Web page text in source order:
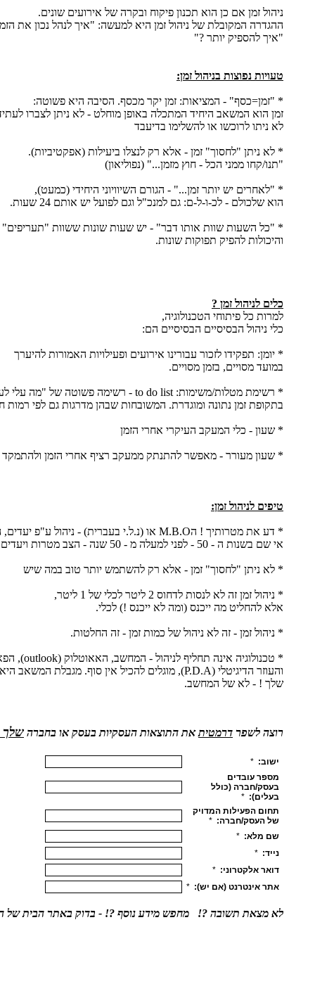
ניהול זמן אם כן הוא תכנון פיקוח ובקרה של אירועים שונים.
ההגדרה המקובלת של ניהול זמן היא למעשה: "איך לנהל נכון את
"איך להספיק יותר ?"
טעויות נפוצות בניהול זמן:
* "זמן=כסף" - המציאות: זמן יקר מכסף. הסיבה היא פשוטה:
זמן הוא המשאב היחיד המתכלה באופן מוחלט - לא ניתן לצברו
לא ניתו לרוכשו או להשלימו בדיעבד
* לא ניתן "לחסוך" זמן - אלא רק לנצלו ביעילות (אפקטיביות).
"תנו/קחו ממני הכל - חוץ מזמן..." (נפוליאון)
* "לאחרים יש יותר זמן..." - הגורם השיוויוני היחידי (כמעט),
הוא שלכולם - לכ-ו-ל-ם: גם למנכ"ל וגם לפועל יש אותם 24 שעות.
* "כל השעות שוות אותו דבר" - יש שעות שונות ששוות "תעריפים"
והיכולות להפיק תפוקות שונות.
כלים לניהול זמן ?
למרות כל פיתוחי הטכנולוגיה,
כלי ניהול הבסיסיים הבסיסיים הם:
* יומן: תפקידו לזכור עבורינו אירועים ופעילויות האמורות להיערך
במועד מסויים, בזמן מסויים.
* רשימת מטלות/משימות: to do list - רשימה פשוטה של "מה עלי לעשות ?"
בתקופת זמן נתונה ומוגדרת. המשובחות שבהן מדרגות גם לפי רמות
* שעון - כלי המעקב העיקרי אחרי הזמן
* שעון מעורר - מאפשר להתנתק ממעקב רציף אחרי הזמן ולהתמקד
טיפים לניהול זמן:
* דע את מטרותיך ! הM.B.O או (נ.ל.י בעברית) - ניהול ע"פ יעדים, הומצא
אי שם בשנות ה - 50 - לפני למעלה מ - 50 שנה - הצב מטרות ויעדים !
* לא ניתן "לחסוך" זמן - אלא רק להשתמש יותר טוב במה שיש
* ניהול זמן זה לא לנסות לדחוס 2 ליטר לכלי של 1 ליטר,
אלא להחליט מה ייכנס (ומה לא ייכנס !) לכלי.
* ניהול זמן - זה לא ניהול של כמות זמן - זה החלטות.
* טכנולוגיה אינה תחליף לניהול - המחשב, האאוטלוק (outlook), הפאלם (palm),
והעוזר הדיגיטלי (P.D.A), מוגלים להכיל אין סוף. מגבלת המשאב היא היכולת/הזמן
שלך ! - לא של המחשב.
רוצה לשפר דרמטיתאת התוצאות העסקיות בעסק או בחברה שלך
לא מצאת תשובה ?! מחפש מידע נוסף ?! - בדוק באתר הבית של